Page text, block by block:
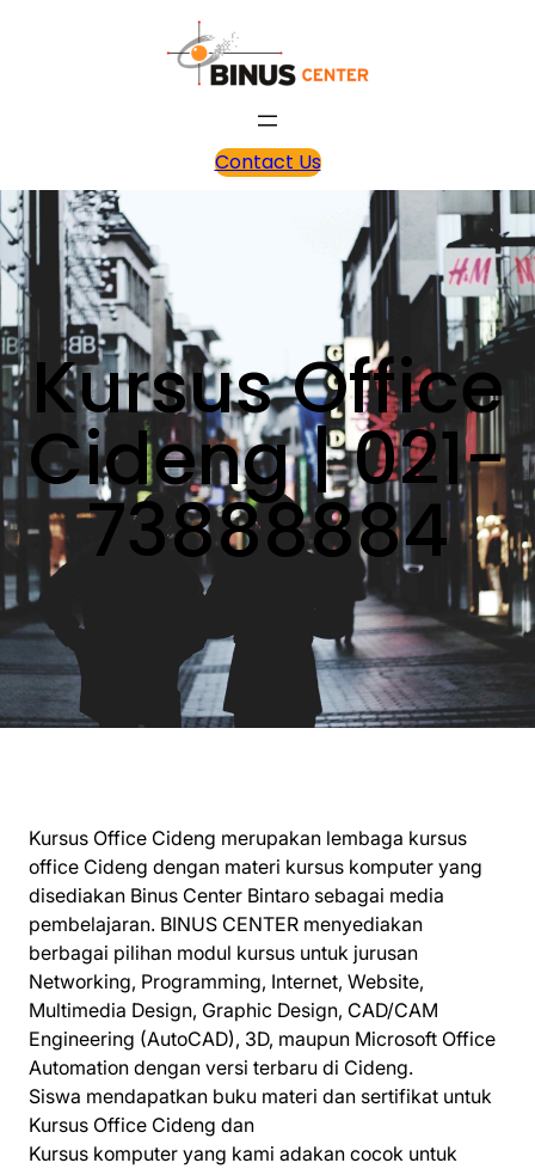
Contact Us
Kursus Office
Cideng | 021-
73888884
Kursus Office Cideng merupakan lembaga kursus
office Cideng dengan materi kursus komputer yang
disediakan Binus Center Bintaro sebagai media
pembelajaran. BINUS CENTER menyediakan
berbagai pilihan modul kursus untuk jurusan
Networking, Programming, Internet, Website,
Multimedia Design, Graphic Design, CAD/CAM
Engineering (AutoCAD), 3D, maupun Microsoft Office
Automation dengan versi terbaru di Cideng.
Siswa mendapatkan buku materi dan sertifikat untuk
Kursus Office Cideng dan
Kursus komputer yang kami adakan cocok untuk